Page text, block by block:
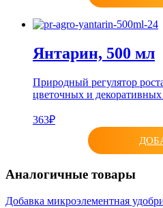
Янтарин, 500 мл
Природный регулятор
цветочных и декоративных
363₽
Аналогичные товары
Добавка микроэлементная